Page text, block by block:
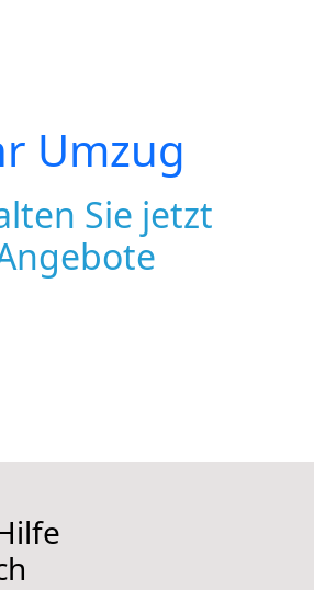
Umzug
Sie jetzt